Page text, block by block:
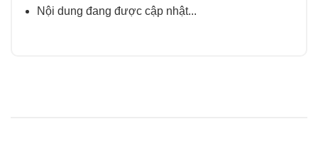
Nội dung đang được cập nhật...